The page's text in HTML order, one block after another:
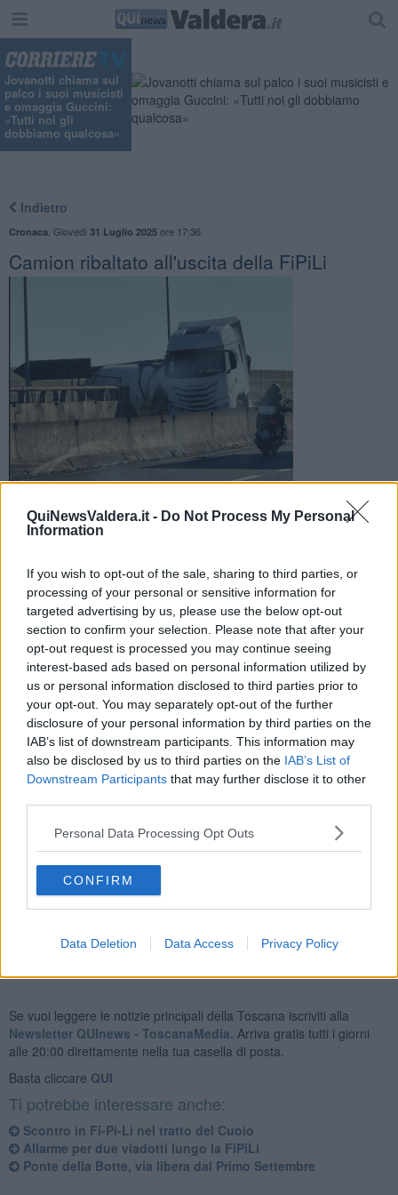
QuiNewsValdera.it - Do Not Process My Personal
Information
If you wish to opt-out of the sale, sharing to third parties, or
processing of your personal or sensitive information for
targeted advertising by us, please use the below opt-out
section to confirm your selection. Please note that after your
opt-out request is processed you may continue seeing
interest-based ads based on personal information utilized by
us or personal information disclosed to third parties prior to
your opt-out. You may separately opt-out of the further
disclosure of your personal information by third parties on the
IAB’s list of downstream participants. This information may
also be disclosed by us to third parties on the IAB’s List of
Downstream Participants that may further disclose it to other
Personal Data Processing Opt Outs
CONFIRM
Data Deletion Data Access Privacy Policy
Jovanotti chiama sul
palco i suoi musicisti
e omaggia Guccini:
«Tutti noi gli
dobbiamo qualcosa»
Indietro
Cronaca Giovedì 31 Luglio 2025ore 17:36
Camion ribaltato all'uscita della FiPiLi
Il capovolgimento di un'autoarticolato sulla strada di grande
comunicazione ha invaso la carreggiata all'altezza dell'uscita
PONSACCO —Arrivata la segnalazione da un utente della strada,
sulla superstrada Firenze‑Pisa‑Livorno, nei pressi dellosvincolo
di Ponsacco, dove uncamion con rimorchio si sarebbe
ribaltato.
L'incidente, avvenuto dopo le 17 di oggi, giovedì 31 Luglio, ha
coinvolto un'autoarticolato con rimorchio, finito sulla carreggiata a
causa del ribaltamento.
Non ci sono ulteriori aggiornamenti per quanto riguarda lo stato di
salute del conducente e la portata dei rallentamenti.
Notizia in aggiornamento.
Se vuoi leggere le notizie principali della Toscana iscriviti alla
Newsletter QUInews - ToscanaMedia. Arriva gratis tutti i giorni
alle 20:00 direttamente nella tua casella di posta.
Basta cliccare QUI
Ti potrebbe interessare anche:
Scontro in Fi-Pi-Li nel tratto del Cuoio
Allarme per due viadotti lungo la FiPiLi
Ponte della Botte, via libera dal Primo Settembre